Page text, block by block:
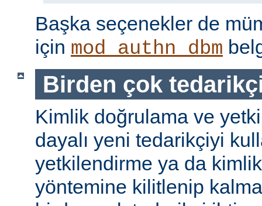
Başka seçenekler de
için mod_authn_dbm
Birden çok
Kimlik doğrulama ve
dayalı yeni tedarikçiyi
yetkilendirme ya da
yöntemine kilitlenip